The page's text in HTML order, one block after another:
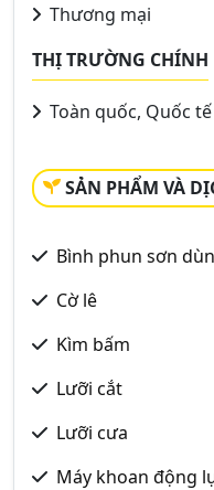
Thương mại
THỊ TRƯỜNG CHÍNH
Toàn quốc, Quốc tế
SẢN PHẨM VÀ
Bình phun sơn
Cờ lê
Kìm bấm
Lưỡi cắt
Lưỡi cưa
Máy khoan động